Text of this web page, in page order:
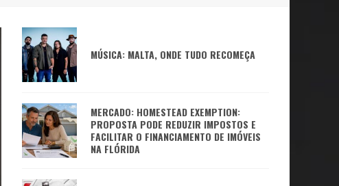
MÚSICA: MALTA, ONDE TUDO RECOMEÇA
MERCADO: HOMESTEAD EXEMPTION:
PROPOSTA PODE REDUZIR IMPOSTOS E
FACILITAR O FINANCIAMENTO DE IMÓVEIS
NA FLÓRIDA